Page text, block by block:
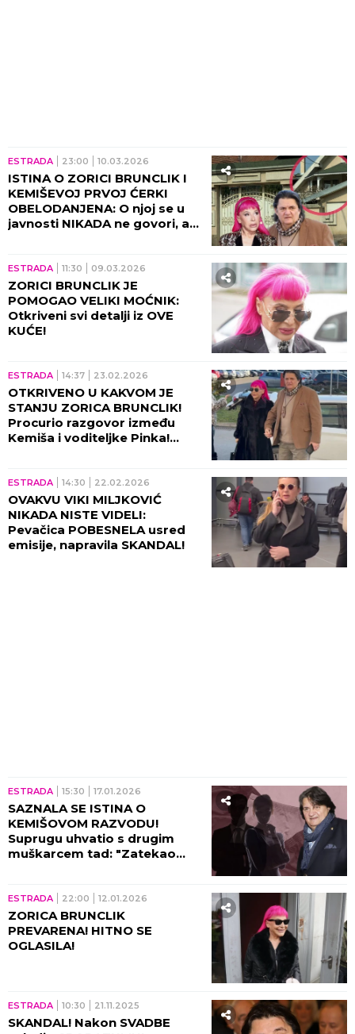
ESTRADA 23:00 10.03.2026
ISTINA O ZORICI BRUNCLIK I
KEMIŠEVOJ PRVOJ ĆERKI
OBELODANJENA: O njoj se u
javnosti NIKADA ne govori, a
ESTRADA 11:30 09.03.2026
ZORICI BRUNCLIK JE
POMOGAO VELIKI MOĆNIK:
Otkriveni svi detalji iz OVE
KUĆE!
ESTRADA 14:37 23.02.2026
OTKRIVENO U KAKVOM JE
STANJU ZORICA BRUNCLIK!
Procurio razgovor između
Kemiša i voditeljke Pinka!
ESTRADA 14:30 22.02.2026
OVAKVU VIKI MILJKOVIĆ
NIKADA NISTE VIDELI:
Pevačica POBESNELA usred
emisije, napravila SKANDAL!
ESTRADA 15:30 17.01.2026
SAZNALA SE ISTINA O
KEMIŠOVOM RAZVODU!
Suprugu uhvatio s drugim
muškarcem tad: "Zatekao
ESTRADA 22:00 12.01.2026
ZORICA BRUNCLIK
PREVARENA! HITNO SE
OGLASILA!
ESTRADA 10:30 21.11.2025
SKANDAL! Nakon SVADBE